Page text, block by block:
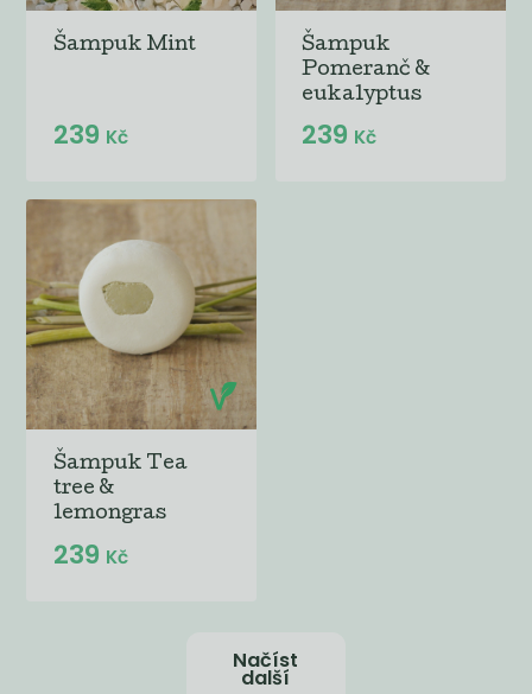
Šampuk Mint
239 Kč
Šampuk
Pomeranč &
eukalyptus
239 Kč
Šampuk Tea
tree &
lemongras
239 Kč
Načíst
další